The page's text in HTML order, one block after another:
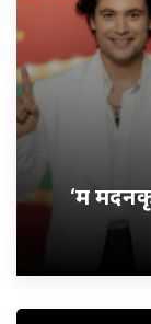
‘म